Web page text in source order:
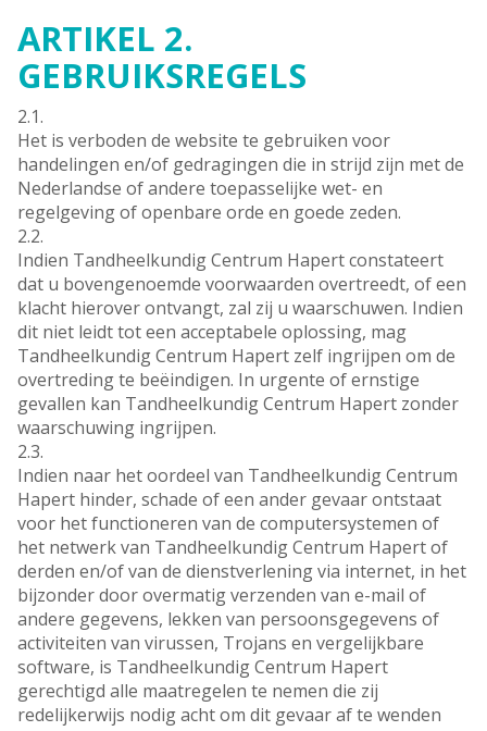
ARTIKEL 2.
GEBRUIKSREGELS
2.1.
Het is verboden de website te gebruiken voor
handelingen en/of gedragingen die in strijd zijn met de
Nederlandse of andere toepasselijke wet- en
regelgeving of openbare orde en goede zeden.
2.2.
Indien Tandheelkundig Centrum Hapert constateert
dat u bovengenoemde voorwaarden overtreedt, of een
klacht hierover ontvangt, zal zij u waarschuwen. Indien
dit niet leidt tot een acceptabele oplossing, mag
Tandheelkundig Centrum Hapert zelf ingrijpen om de
overtreding te beëindigen. In urgente of ernstige
gevallen kan Tandheelkundig Centrum Hapert zonder
waarschuwing ingrijpen.
2.3.
Indien naar het oordeel van Tandheelkundig Centrum
Hapert hinder, schade of een ander gevaar ontstaat
voor het functioneren van de computersystemen of
het netwerk van Tandheelkundig Centrum Hapert of
derden en/of van de dienstverlening via internet, in het
bijzonder door overmatig verzenden van e-mail of
andere gegevens, lekken van persoonsgegevens of
activiteiten van virussen, Trojans en vergelijkbare
software, is Tandheelkundig Centrum Hapert
gerechtigd alle maatregelen te nemen die zij
redelijkerwijs nodig acht om dit gevaar af te wenden